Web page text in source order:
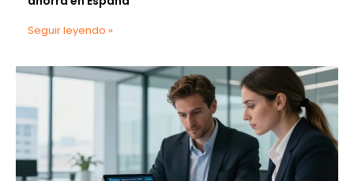
Seguir leyendo »